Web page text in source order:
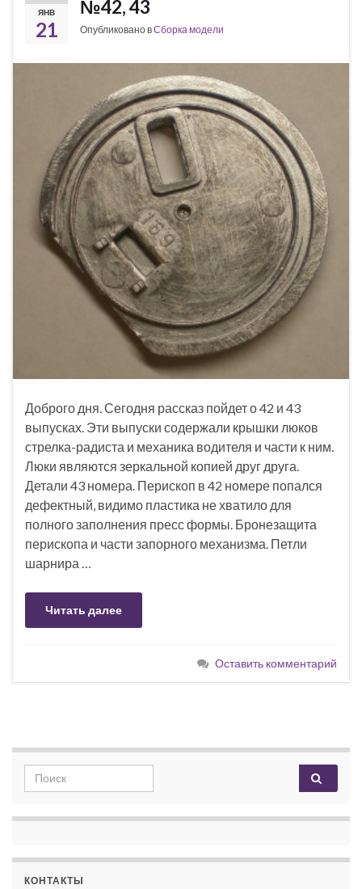
ЯНВ
21
№42, 43
Опубликовано вСборка модели
Доброго дня. Сегодня рассказ пойдет о 42 и 43
выпусках. Эти выпуски содержали крышки люков
стрелка-радиста и механика водителя и части к ним.
Люки являются зеркальной копией друг друга.
Детали 43 номера. Перископ в 42 номере попался
дефектный, видимо пластика не хватило для
полного заполнения пресс формы. Бронезащита
перископа и части запорного механизма. Петли
шарнира …
Читать далее
Оставить комментарий
Search for:
КОНТАКТЫ